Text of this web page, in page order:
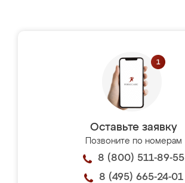
Оставьте заявку
Позвоните по номерам
8 (800) 511-89-55
8 (495) 665-24-01